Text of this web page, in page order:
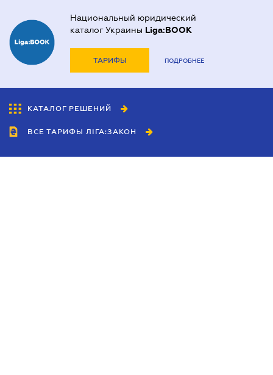
Национальный юридический
каталог Украины Liga:BOOK
ТАРИФЫ ПОДРОБНЕЕ
КАТАЛОГ РЕШЕНИЙ
ВСЕ ТАРИФЫ ЛІГА:ЗАКОН